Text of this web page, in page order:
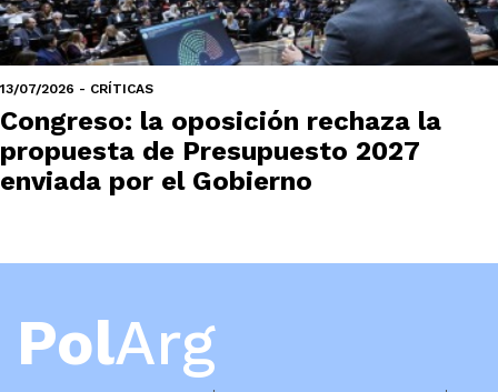
13/07/2026 - CRÍTICAS
Congreso: la oposición rechaza la
propuesta de Presupuesto 2027
enviada por el Gobierno
PolArg